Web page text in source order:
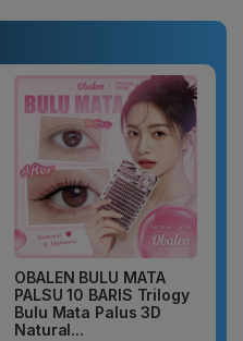
OBALEN BULU MATA
PALSU 10 BARIS Trilogy
Bulu Mata Palus 3D
Natural...